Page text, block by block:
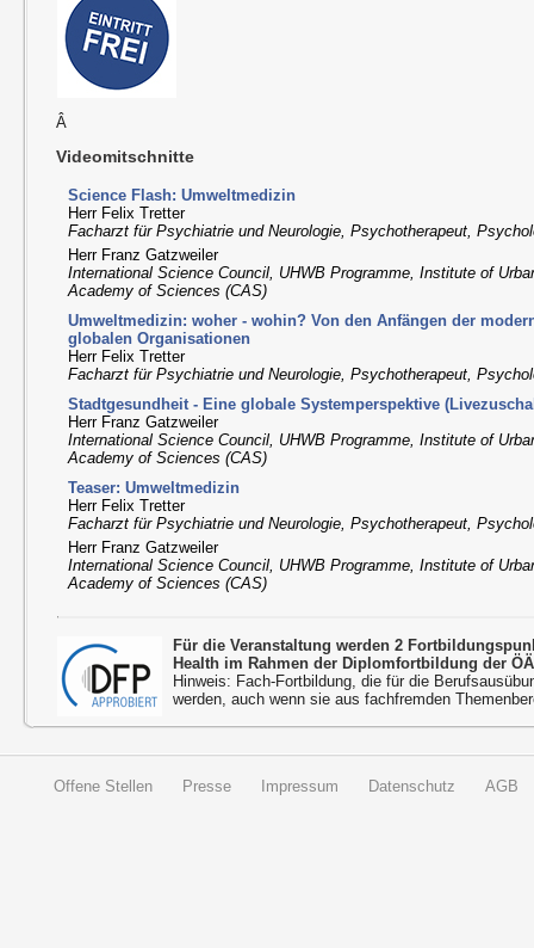
Â
Videomitschnitte
Science Flash: Umweltmedizin
Herr Felix Tretter
Facharzt für Psychiatrie und Neurologie, Psychotherapeut,
Herr Franz Gatzweiler
International Science Council, UHWB Programme, Institute of
Academy of Sciences (CAS)
Umweltmedizin: woher - wohin? Von den Anfängen der
globalen Organisationen
Herr Felix Tretter
Facharzt für Psychiatrie und Neurologie, Psychotherapeut,
Stadtgesundheit - Eine globale Systemperspektive
Herr Franz Gatzweiler
International Science Council, UHWB Programme, Institute of
Academy of Sciences (CAS)
Teaser: Umweltmedizin
Herr Felix Tretter
Facharzt für Psychiatrie und Neurologie, Psychotherapeut,
Herr Franz Gatzweiler
International Science Council, UHWB Programme, Institute of
Academy of Sciences (CAS)
Für die Veranstaltung werden 2
Health im Rahmen der Diplomfortbildung der
Hinweis: Fach-Fortbildung, die für die
werden, auch wenn sie aus fachfremden
Offene Stellen Presse Impressum Datenschutz AGB